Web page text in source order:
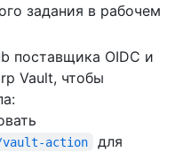
задания в рабочем
поставщика OIDC и
Vault, чтобы
vault-action
для